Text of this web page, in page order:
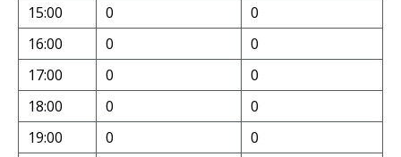
15:00
0
0
16:00
0
0
17:00
0
0
18:00
0
0
19:00
0
0